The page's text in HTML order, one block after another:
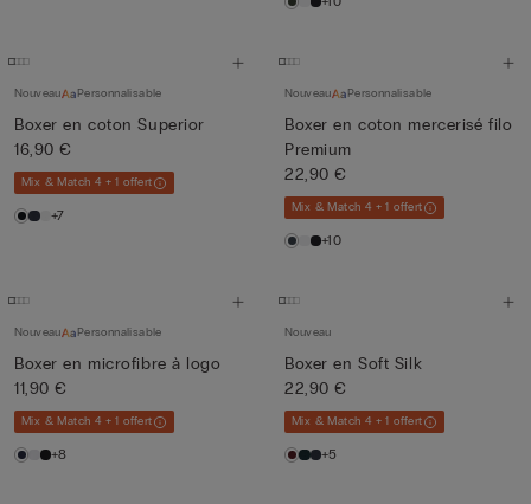
Nouveau Personnalisable
Boxer en coton Superior
16,90 €
Mix & Match 4 + 1 offert
+7
Nouveau Personnalisable
Boxer en coton mercerisé filo
Premium
22,90 €
Mix & Match 4 + 1 offert
+10
Nouveau Personnalisable
Boxer en microfibre à logo
11,90 €
Mix & Match 4 + 1 offert
+8
Nouveau
Boxer en Soft Silk
22,90 €
Mix & Match 4 + 1 offert
+5